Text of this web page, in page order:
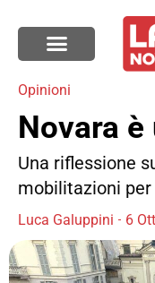
Opinioni
Novara
Una riflessione
mobilitazioni per
Luca Galuppini 6